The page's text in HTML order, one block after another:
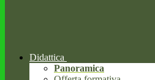
Didattica
Panoramica